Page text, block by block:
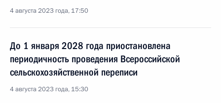
4 августа 2023 года, 17:50
До 1 января 2028 года приостановлена
периодичность проведения Всероссийской
сельскохозяйственной переписи
4 августа 2023 года, 15:30